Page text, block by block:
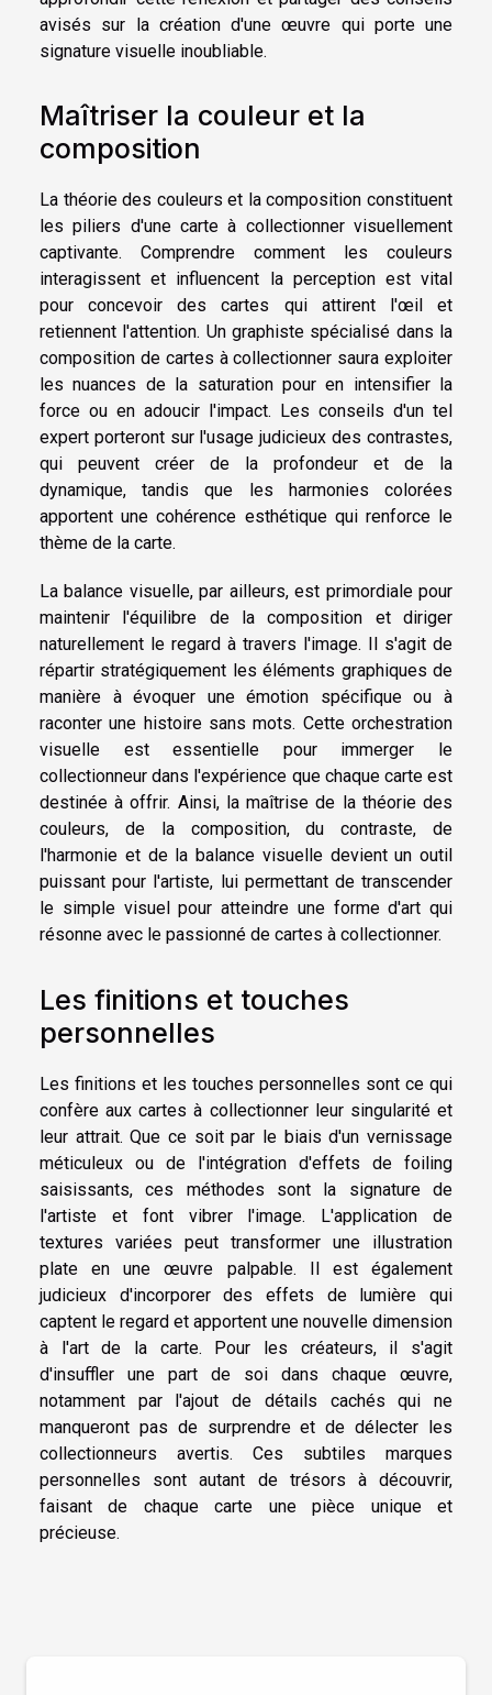
avisés sur la création d'une œuvre qui porte une
signature visuelle inoubliable.
Maîtriser la couleur et la
composition
La théorie des couleurs et la composition constituent
les piliers d'une carte à collectionner visuellement
captivante. Comprendre comment les couleurs
interagissent et influencent la perception est vital
pour concevoir des cartes qui attirent l'œil et
retiennent l'attention. Un graphiste spécialisé dans la
composition de cartes à collectionner saura exploiter
les nuances de la saturation pour en intensifier la
force ou en adoucir l'impact. Les conseils d'un tel
expert porteront sur l'usage judicieux des contrastes,
qui peuvent créer de la profondeur et de la
dynamique, tandis que les harmonies colorées
apportent une cohérence esthétique qui renforce le
thème de la carte.
La balance visuelle, par ailleurs, est primordiale pour
maintenir l'équilibre de la composition et diriger
naturellement le regard à travers l'image. Il s'agit de
répartir stratégiquement les éléments graphiques de
manière à évoquer une émotion spécifique ou à
raconter une histoire sans mots. Cette orchestration
visuelle est essentielle pour immerger le
collectionneur dans l'expérience que chaque carte est
destinée à offrir. Ainsi, la maîtrise de la théorie des
couleurs, de la composition, du contraste, de
l'harmonie et de la balance visuelle devient un outil
puissant pour l'artiste, lui permettant de transcender
le simple visuel pour atteindre une forme d'art qui
résonne avec le passionné de cartes à collectionner.
Les finitions et touches
personnelles
Les finitions et les touches personnelles sont ce qui
confère aux cartes à collectionner leur singularité et
leur attrait. Que ce soit par le biais d'un vernissage
méticuleux ou de l'intégration d'effets de foiling
saisissants, ces méthodes sont la signature de
l'artiste et font vibrer l'image. L'application de
textures variées peut transformer une illustration
plate en une œuvre palpable. Il est également
judicieux d'incorporer des effets de lumière qui
captent le regard et apportent une nouvelle dimension
à l'art de la carte. Pour les créateurs, il s'agit
d'insuffler une part de soi dans chaque œuvre,
notamment par l'ajout de détails cachés qui ne
manqueront pas de surprendre et de délecter les
collectionneurs avertis. Ces subtiles marques
personnelles sont autant de trésors à découvrir,
faisant de chaque carte une pièce unique et
précieuse.